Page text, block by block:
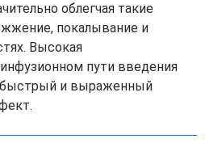
облегчая такие
покалывание и
Высокая
пути введения
быстрый и выраженный